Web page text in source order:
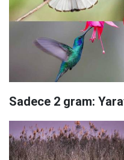
Sadece 2 gram: